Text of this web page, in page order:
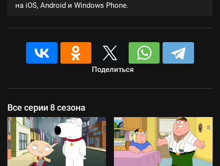
на iOS, Android и Windows Phone.
Поделиться
Все серии 8 сезона